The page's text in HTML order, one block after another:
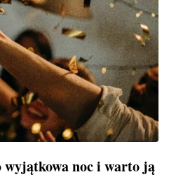
noc i warto ją